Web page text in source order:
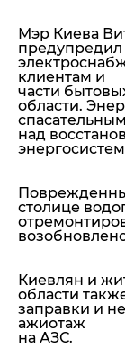
Мэр Киева
клиентам и
части
области.
над
столице
Киевлян и
области
заправки и
ажиотаж
на АЗС.